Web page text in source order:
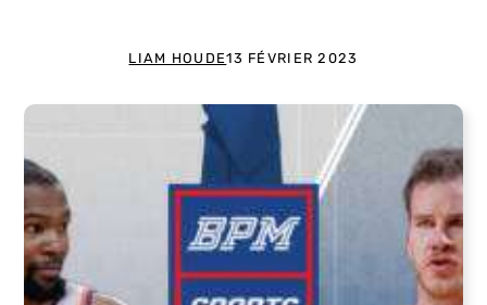
LIAM HOUDE13 FÉVRIER 2023